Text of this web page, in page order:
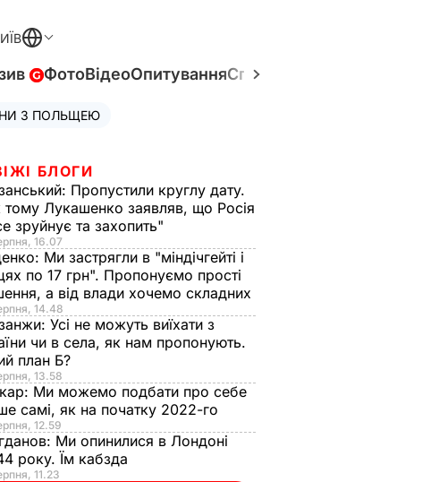
ФотоВідеоОпитуванняСпецпроєкти
З ПОЛЬЩЕЮ
БЛОГИ
Пропустили круглу дату.
тому Лукашенко заявляв, що Росія
зруйнує та захопить"
16.07
Ми застрягли в "міндічгейті і
по 17 грн". Пропонуємо прості
а від влади хочемо складних
14.48
Усі не можуть виїхати з
чи в села, як нам пропонують.
план Б?
13.58
Ми можемо подбати про себе
самі, як на початку 2022-го
12.59
Ми опинилися в Лондоні
року. Їм кабзда
11.23